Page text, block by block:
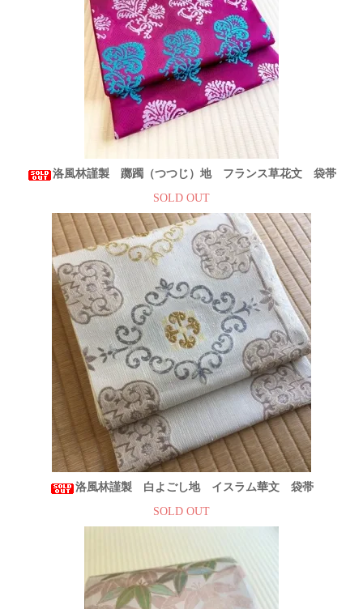
洛風林謹製 躑躅（つつじ）地 フランス草花文 袋帯
SOLD OUT
洛風林謹製 白よごし地 イスラム華文 袋帯
SOLD OUT